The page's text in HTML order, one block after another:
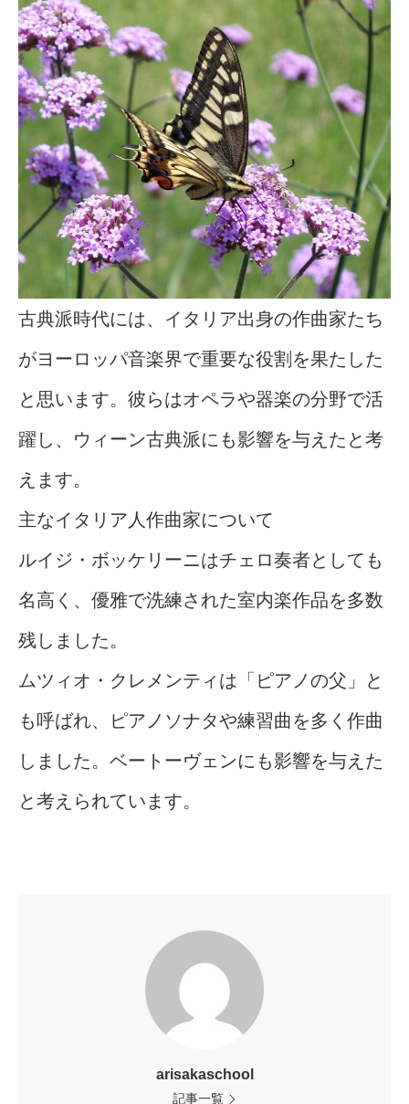
古典派時代には、イタリア出身の作曲家たち
がヨーロッパ音楽界で重要な役割を果たした
と思います。彼らはオペラや器楽の分野で活
躍し、ウィーン古典派にも影響を与えたと考
えます。
主なイタリア人作曲家について
ルイジ・ボッケリーニはチェロ奏者としても
名高く、優雅で洗練された室内楽作品を多数
残しました。
ムツィオ・クレメンティは「ピアノの父」と
も呼ばれ、ピアノソナタや練習曲を多く作曲
しました。ベートーヴェンにも影響を与えた
と考えられています。
arisakaschool
記事一覧